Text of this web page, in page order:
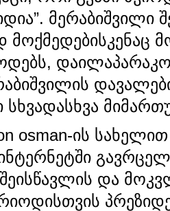
მერაბიშვილი
მოქმედებისკენაც
სხვადასხვა
osman-ის
და